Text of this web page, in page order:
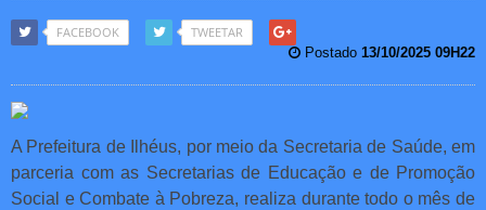
FACEBOOK
TWEETAR
Postado 13/10/2025 09H22
A Prefeitura de Ilhéus, por meio da Secretaria de Saúde, em
parceria com as Secretarias de Educação e de Promoção
Social e Combate à Pobreza, realiza durante todo o mês de